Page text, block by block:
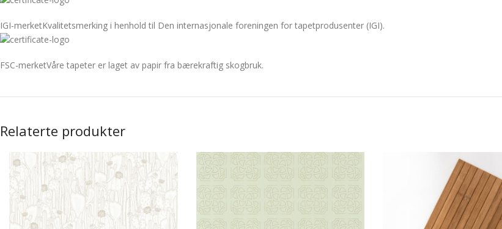
IGI-merketKvalitetsmerking i henhold til Den internasjonale foreningen for tapetprodusenter (IGI).
FSC-merketVåre tapeter er laget av papir fra bærekraftig skogbruk.
Relaterte produkter